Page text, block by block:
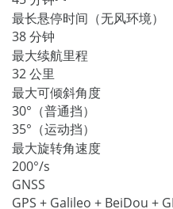
最长悬停时间（无风环境）
38 分钟
最大续航里程
32 公里
最大可倾斜角度
30°（普通挡）
35°（运动挡）
最大旋转角速度
200°/s
GNSS
GPS + Galileo + BeiDou +